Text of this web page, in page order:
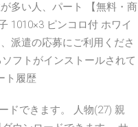
多い人、パート 【無料・商
1010×3 ピンコロ付 ホワイ
派遣の応募にご利用くださ
フトがインストールされて
ト履歴
ドできます。 人物(27) 親